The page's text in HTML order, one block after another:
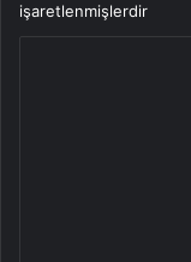
işaretlenmişlerdir